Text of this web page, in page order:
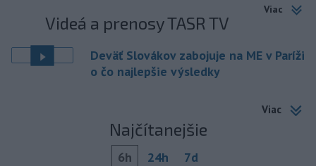
Viac
Videá a prenosy TASR TV
Deväť Slovákov zabojuje na ME v Paríži
o čo najlepšie výsledky
Viac
Najčítanejšie
6h 24h 7d